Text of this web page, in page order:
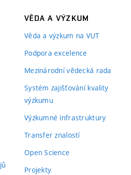
VĚDA A VÝZKUM
Věda a výzkum na VUT
Podpora excelence
Mezinárodní vědecká rada
Systém zajišťování kvality
výzkumu
Výzkumné infrastruktury
Transfer znalostí
Open Science
Projekty